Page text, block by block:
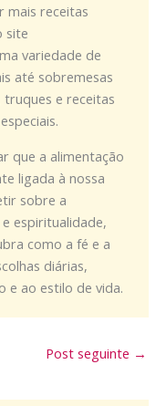
mais receitas
site
variedade de
até sobremesas
truques e receitas
que a alimentação
ligada à nossa
sobre a
espiritualidade,
como a fé e a
diárias,
e ao estilo de vida.
Post seguinte →